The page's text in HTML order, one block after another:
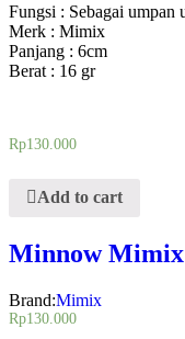
Fungsi : Sebagai umpan
Merk : Mimix
Panjang : 6cm
Berat : 16 gr
Rp130.000
Add to cart
Minnow Mimix
Brand:Mimix
Rp130.000